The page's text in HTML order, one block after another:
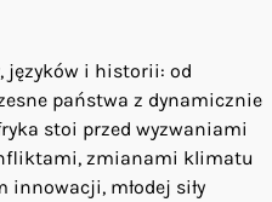
języków i historii: od
państwa z dynamicznie
stoi przed wyzwaniami
zmianami klimatu
innowacji, młodej siły